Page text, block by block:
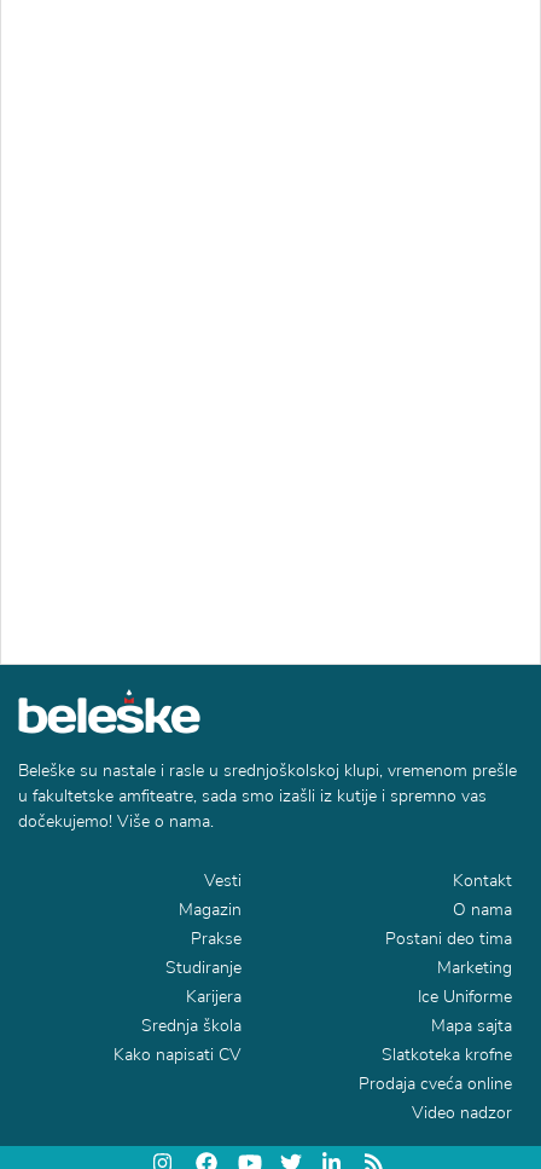
Beleške su nastale i rasle u srednjoškolskoj klupi, vremenom prešle
u fakultetske amfiteatre, sada smo izašli iz kutije i spremno vas
dočekujemo! Više o nama.
Vesti
Magazin
Prakse
Studiranje
Karijera
Srednja škola
Kako napisati CV
Kontakt
O nama
Postani deo tima
Marketing
Ice Uniforme
Mapa sajta
Slatkoteka krofne
Prodaja cveća online
Video nadzor